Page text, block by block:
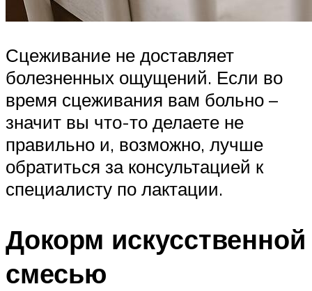
Сцеживание не доставляет
болезненных ощущений. Если во
время сцеживания вам больно –
значит вы что-то делаете не
правильно и, возможно, лучше
обратиться за консультацией к
специалисту по лактации.
Докорм искусственной
смесью